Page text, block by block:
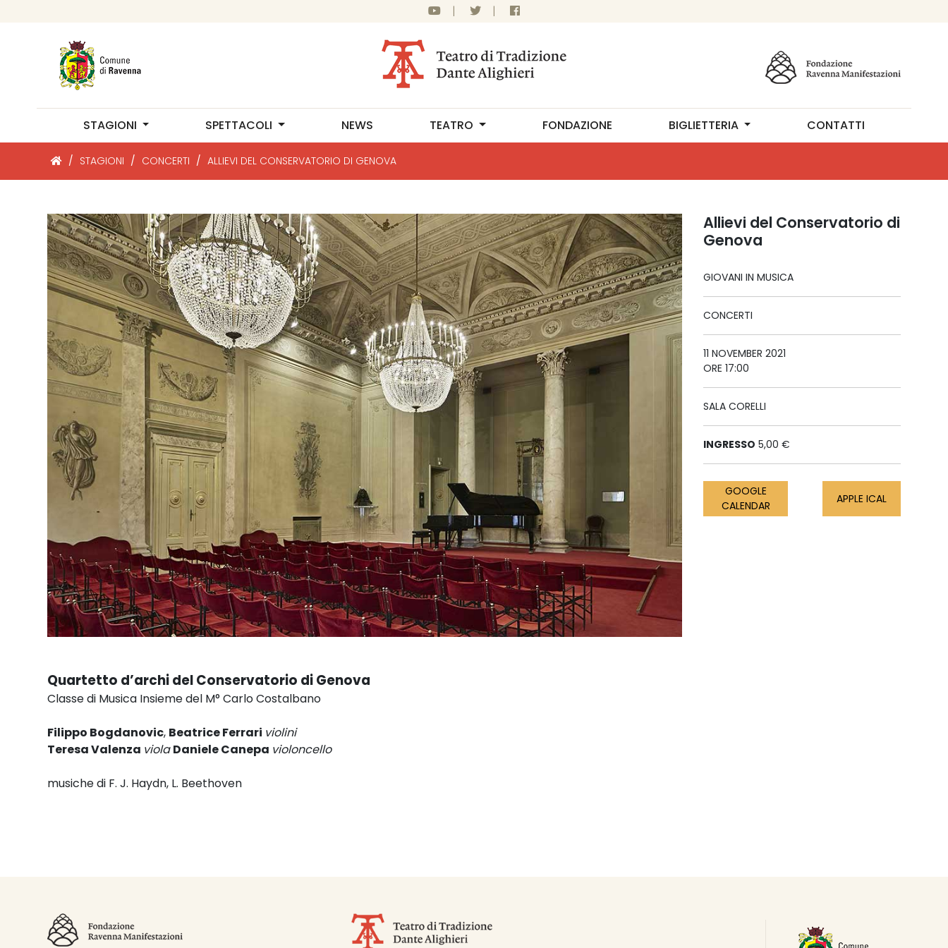
| |
STAGIONI SPETTACOLI NEWS TEATRO FONDAZIONE BIGLIETTERIA CONTATTI
/ STAGIONI / CONCERTI / ALLIEVI DEL CONSERVATORIO DI GENOVA
Quartetto d’archi del Conservatorio di Genova
Classe di Musica Insieme del M° Carlo Costalbano
Filippo Bogdanovic, Beatrice Ferrari violini
Teresa Valenza violaDaniele Canepa violoncello
musiche di F. J. Haydn, L. Beethoven
Allievi del Conservatorio di
Genova
GIOVANI IN MUSICA
CONCERTI
11 NOVEMBER 2021
ORE 17:00
SALA CORELLI
INGRESSO 5,00 €
GOOGLE
CALENDAR
APPLE ICAL